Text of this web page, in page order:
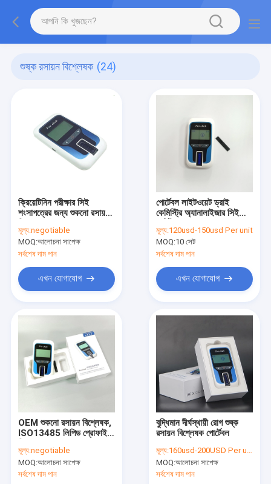
শুষ্ক রসায়ন বিশ্লেষক (24)
ক্রিয়েটিনিন পরীক্ষার সিই
শংসাপত্রের জন্য শুকনো রসায়ন
মূল্য:negotiable
MOQ:আলোচনা সাপেক্ষ
সর্বশেষ দাম পান
এখন যোগাযোগ
পোর্টেবল লাইটওয়েট ড্রাই
কেমিস্ট্রি অ্যানালাইজার সিই
মূল্য:120usd-150usd Per unit
MOQ:10 সেট
সর্বশেষ দাম পান
এখন যোগাযোগ
OEM শুকনো রসায়ন বিশ্লেষক,
ISO13485 লিপিড প্রোফাইল
মূল্য:negotiable
MOQ:আলোচনা সাপেক্ষ
সর্বশেষ দাম পান
বুদ্ধিমান দীর্ঘস্থায়ী রোগ শুষ্ক
রসায়ন বিশ্লেষক পোর্টেবল
মূল্য:160usd-200USD Per unit; Disocount will be given with huge orders
MOQ:আলোচনা সাপেক্ষ
সর্বশেষ দাম পান